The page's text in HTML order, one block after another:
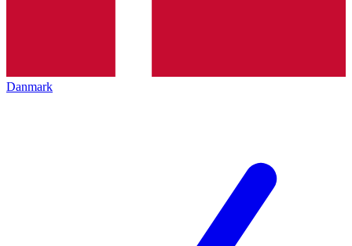
Danmark